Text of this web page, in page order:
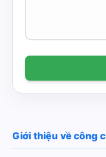
Giới thiệu về công